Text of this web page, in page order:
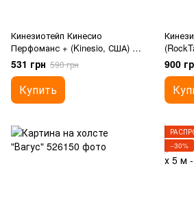
Кинезиотейп Кинесио
Перфоманс + (Kinesio, США) 5
см x 5 м - Голубой
531 грн 590 грн
Купить
900
−30%